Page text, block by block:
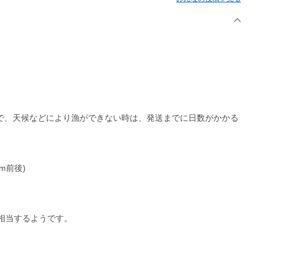
天候などにより漁ができない時は、発送までに日数がかかる
前後)
するようです。